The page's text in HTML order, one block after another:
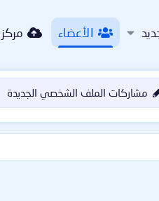
الأعضاء
مشاركات الملف الشخصي الجديدة